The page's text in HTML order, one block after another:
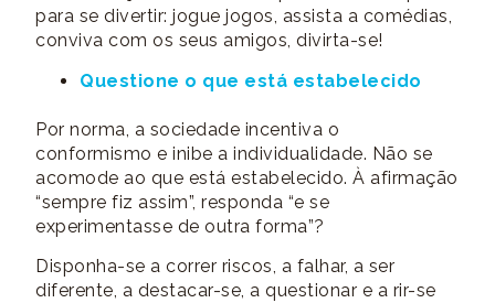
para se divertir: jogue jogos, assista a comédias,
conviva com os seus amigos, divirta-se!
Questione o que está estabelecido
Por norma, a sociedade incentiva o
conformismo e inibe a individualidade. Não se
acomode ao que está estabelecido. À afirmação
“sempre fiz assim”, responda “e se
experimentasse de outra forma”?
Disponha-se a correr riscos, a falhar, a ser
diferente, a destacar-se, a questionar e a rir-se